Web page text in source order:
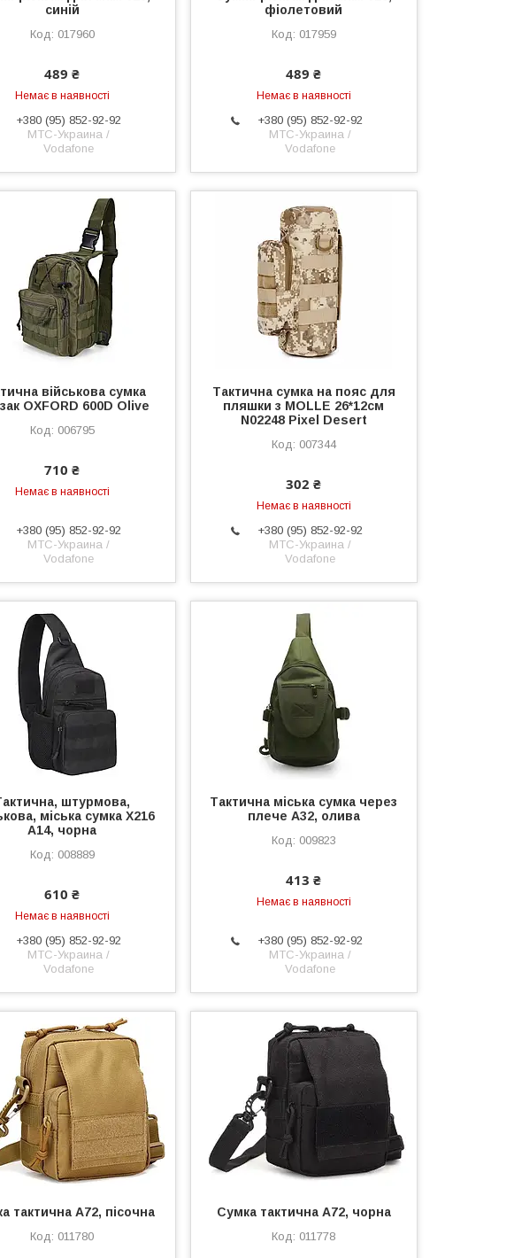
синій
017960
489 ₴
Немає в наявності
+380 (95) 852-92-92
МТС-Украина /
Vodafone
фіолетовий
017959
489 ₴
Немає в наявності
+380 (95) 852-92-92
МТС-Украина /
Vodafone
військова сумка
OXFORD 600D Olive
006795
710 ₴
Немає в наявності
+380 (95) 852-92-92
МТС-Украина /
Vodafone
Тактична сумка на пояс для
пляшки з MOLLE 26*12см
N02248 Pixel Desert
007344
302 ₴
Немає в наявності
+380 (95) 852-92-92
МТС-Украина /
Vodafone
штурмова,
міська сумка X216
A14, чорна
008889
610 ₴
Немає в наявності
+380 (95) 852-92-92
МТС-Украина /
Vodafone
Тактична міська сумка через
плече A32, олива
009823
413 ₴
Немає в наявності
+380 (95) 852-92-92
МТС-Украина /
Vodafone
тактична A72, пісочна
011780
Сумка тактична A72, чорна
011778